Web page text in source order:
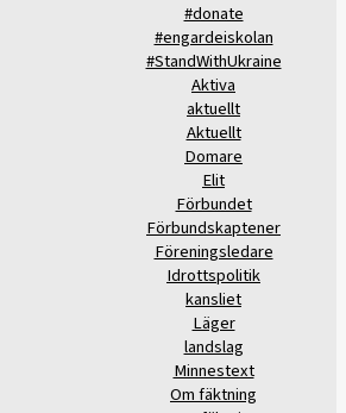
#donate
#engardeiskolan
#StandWithUkraine
Aktiva
aktuellt
Aktuellt
Domare
Elit
Förbundet
Förbundskaptener
Föreningsledare
Idrottspolitik
kansliet
Läger
landslag
Minnestext
Om fäktning